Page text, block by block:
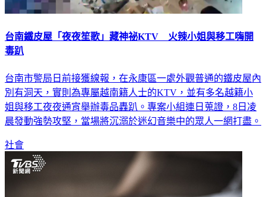
台南鐵皮屋「夜夜笙歌」藏神祕KTV 火辣小姐與移工嗨開
毒趴
台南市警局日前接獲線報，在永康區一處外觀普通的鐵皮屋內
別有洞天，實則為專屬越南籍人士的KTV，並有多名越籍小
姐與移工夜夜通宵舉辦毒品轟趴。專案小組連日蒐證，8日凌
晨發動強勢攻堅，當場將沉溺於迷幻音樂中的眾人一網打盡。
社會